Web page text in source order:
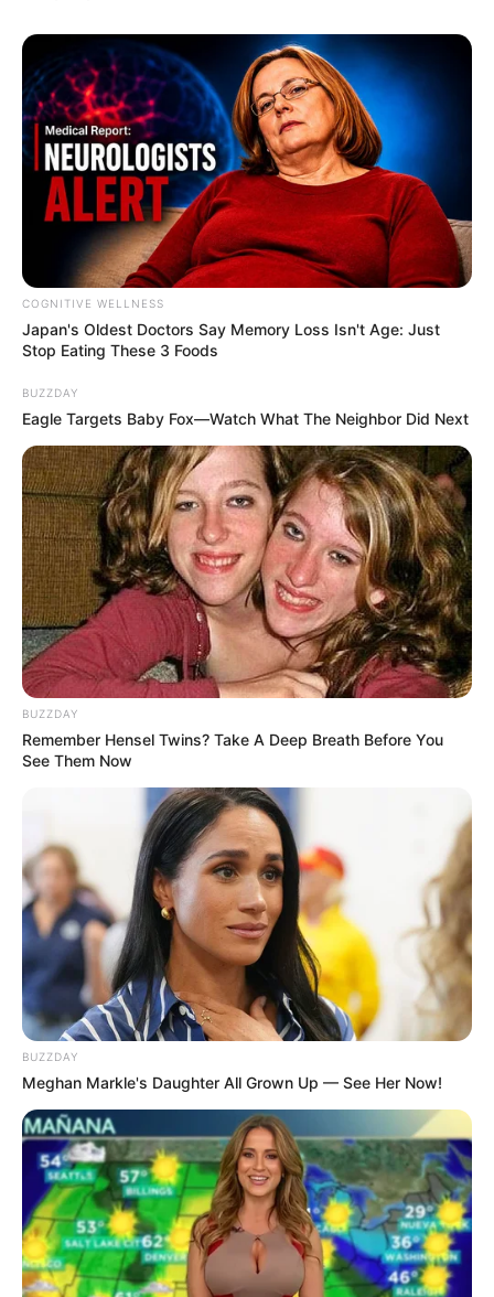
(foto: amazon)
5. Kalau yang ini cocoknya untuk penggemar Jepang,
bentuk samurainya keren banget yah seperti sedang
melayang
(foto: amazon)
6. Bentuk elegan lainnya selain bernuansa emas
adalah memakai bentuk batu transparan seperti ini
nih
COGNITIVE WELLNESS
Japan's Oldest Doctors Say Me​mory Lo​ss Isn't Age: Just
Stop Eating These 3 Foods
BUZZDAY
Eagle Targets Baby Fox—Watch What The Neighbor Did Next
BUZZDAY
Remember Hensel Twins? Take A Deep Breath Before You
See Them Now
BUZZDAY
Meghan Markle's Daughter All Grown Up — See Her Now!